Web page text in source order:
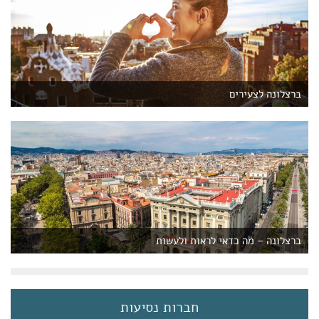
ברצלונה לצעירים
ברצלונה – מה כדאי לראות ולעשות
חברות נסיעות